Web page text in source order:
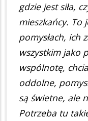
gdzie jest siła,
mieszkańcy. To
pomysłach, ich
wszystkim jako
wspólnotę,
oddolne,
są świetne, ale
Potrzeba tu